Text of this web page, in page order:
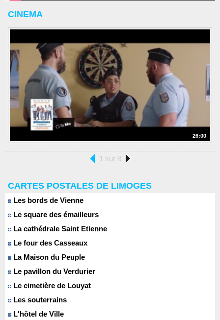
CINEMA
26:00
1 sur 8
CARTES POSTALES DE LIMOGES
Les bords de Vienne
Le square des émailleurs
La cathédrale Saint Etienne
Le four des Casseaux
La Maison du Peuple
Le pavillon du Verdurier
Le cimetière de Louyat
Les souterrains
L'hôtel de Ville